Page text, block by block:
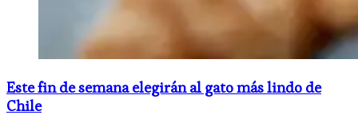
Este fin de semana elegirán al gato más lindo de
Chile